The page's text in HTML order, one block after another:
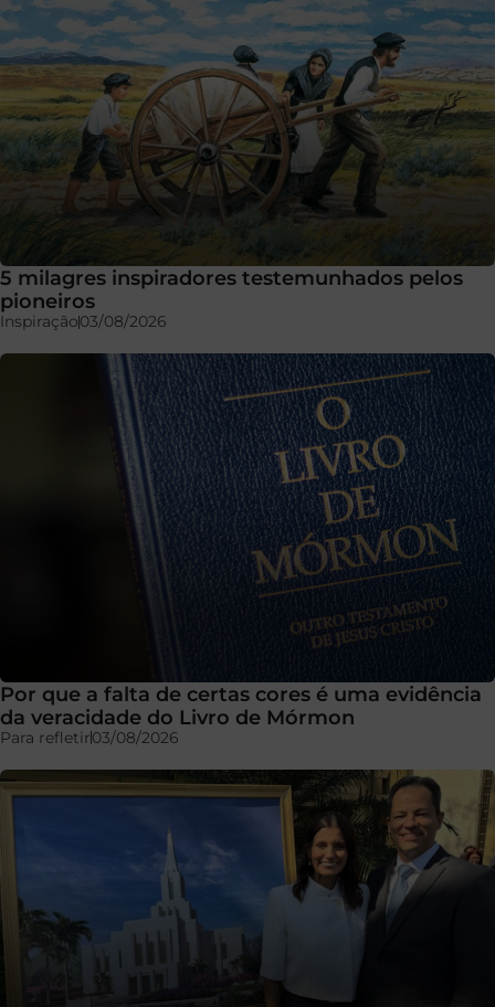
5 milagres inspiradores testemunhados pelos
pioneiros
Inspiração03/08/2026
Por que a falta de certas cores é uma evidência
da veracidade do Livro de Mórmon
Para refletir03/08/2026